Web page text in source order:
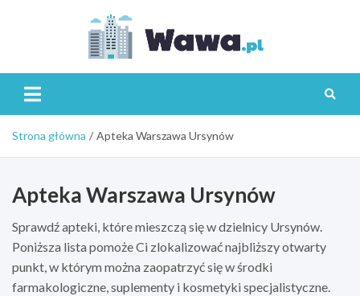
Strona główna Apteka Warszawa Ursynów
Apteka Warszawa Ursynów
Sprawdź apteki, które mieszczą się w dzielnicy Ursynów.
Poniższa lista pomoże Ci zlokalizować najbliższy otwarty
punkt, w którym można zaopatrzyć się w środki
farmakologiczne, suplementy i kosmetyki specjalistyczne.